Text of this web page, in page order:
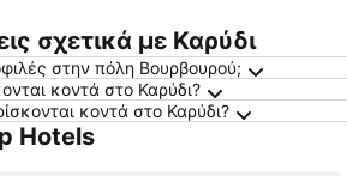
σχετικά με Καρύδι
στην πόλη Βουρβουρού;
κοντά στο Καρύδι?
κοντά στο Καρύδι?
Hotels